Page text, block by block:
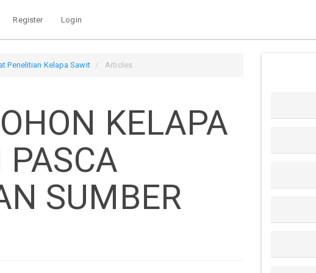
Register Login
Penelitian Kelapa Sawit Articles
KELAPA
SUMBER